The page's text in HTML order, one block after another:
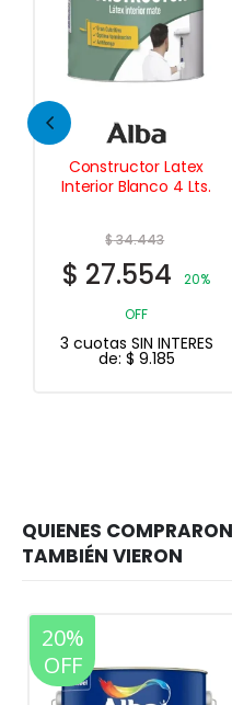
Seakrome
Convertidor de Oxido
$89.469
$ 71.575
20%
OFF
3 cuotas SIN INTERES
de:$23.858
20%
OFF